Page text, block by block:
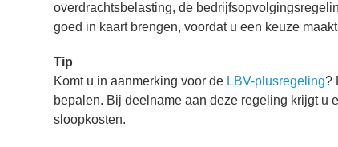
overdrachtsbelasting, de
goed in kaart brengen, voordat u een keuze
Tip
Komt u in aanmerking voor de LBV-plusregeling?
bepalen. Bij deelname aan deze regeling krijgt u
sloopkosten.